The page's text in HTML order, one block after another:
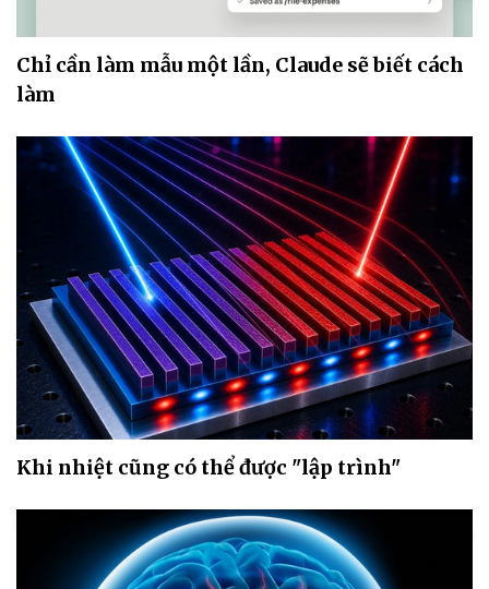
Chỉ cần làm mẫu một lần, Claude sẽ biết cách
làm
Khi nhiệt cũng có thể được "lập trình"